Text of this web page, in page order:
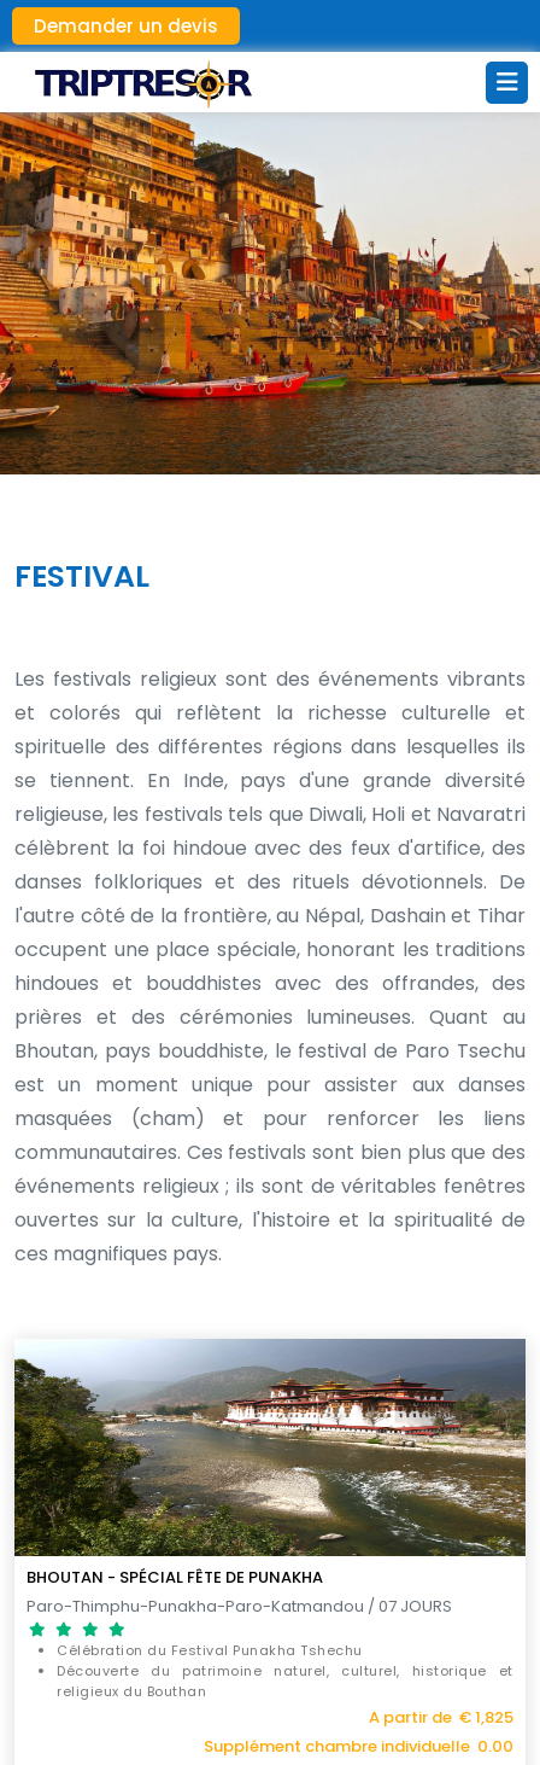
Demander un devis
FESTIVAL
Les festivals religieux sont des événements vibrants
et colorés qui reflètent la richesse culturelle et
spirituelle des différentes régions dans lesquelles ils
se tiennent. En Inde, pays d'une grande diversité
religieuse, les festivals tels que Diwali, Holi et Navaratri
célèbrent la foi hindoue avec des feux d'artifice, des
danses folkloriques et des rituels dévotionnels. De
l'autre côté de la frontière, au Népal, Dashain et Tihar
occupent une place spéciale, honorant les traditions
hindoues et bouddhistes avec des offrandes, des
prières et des cérémonies lumineuses. Quant au
Bhoutan, pays bouddhiste, le festival de Paro Tsechu
est un moment unique pour assister aux danses
masquées (cham) et pour renforcer les liens
communautaires. Ces festivals sont bien plus que des
événements religieux ; ils sont de véritables fenêtres
ouvertes sur la culture, l'histoire et la spiritualité de
ces magnifiques pays.
BHOUTAN - SPÉCIAL FÊTE DE PUNAKHA
Paro-Thimphu-Punakha-Paro-Katmandou / 07 JOURS
Célébration du Festival Punakha Tshechu
Découverte du patrimoine naturel, culturel, historique et
religieux du Bouthan
A partir de € 1,825
Supplément chambre individuelle 0.00